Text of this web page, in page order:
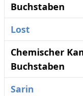
Buchstaben
Lost
Chemischer
Buchstaben
Sarin